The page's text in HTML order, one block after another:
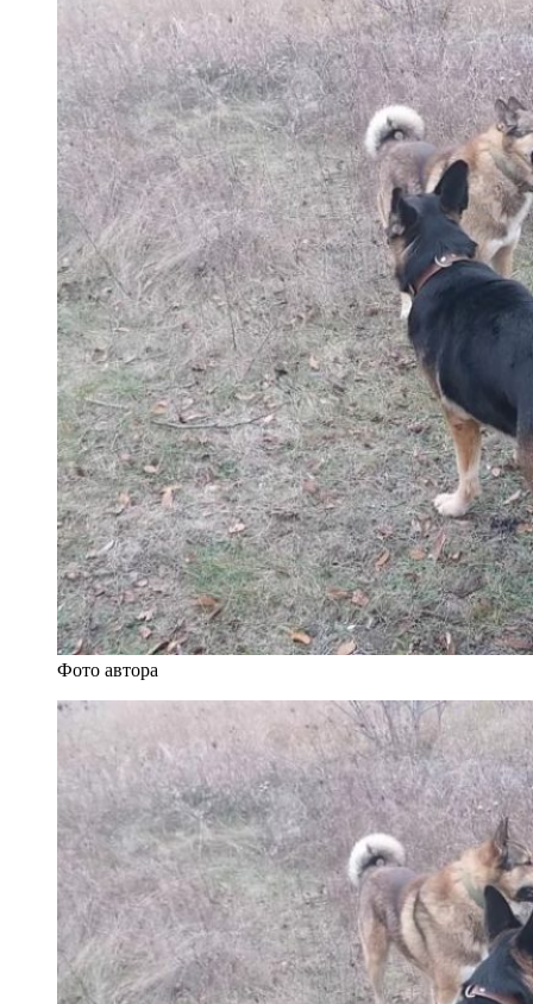
Фото автора